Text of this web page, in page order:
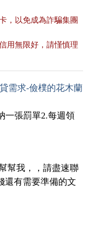
，以免成為詐騙集團
用無限好，請慬慎理
需求-儉樸的花木蘭
一張罰單2.每週領
幫我，，請盡速聯
還有需要準備的文